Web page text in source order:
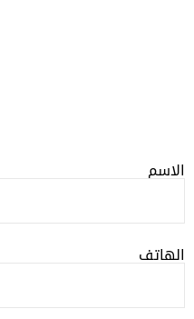
الاسم
الهاتف